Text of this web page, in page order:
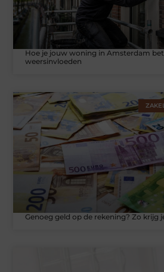
Hoe je jouw woning in Amsterdam
weersinvloeden
Genoeg geld op de rekening? Zo krijg